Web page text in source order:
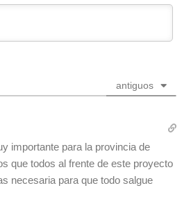
antiguos
importante para la provincia de
que todos al frente de este proyecto
necesaria para que todo salgue